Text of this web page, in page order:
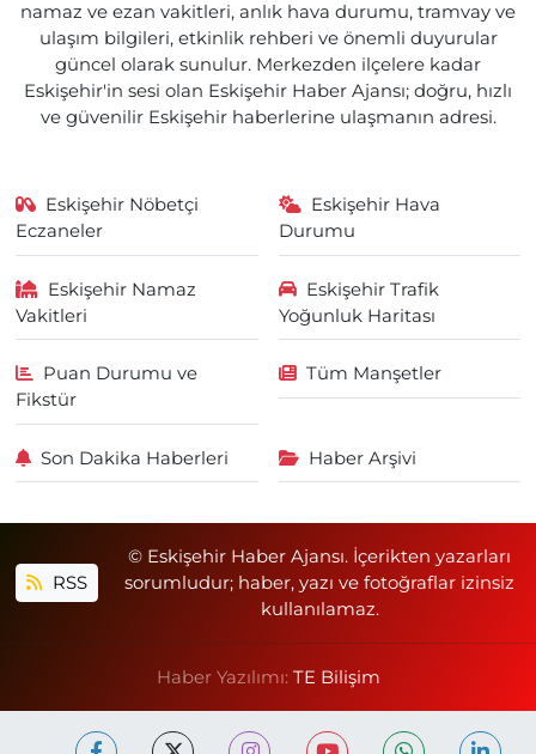
namaz ve ezan vakitleri, anlık hava durumu, tramvay ve
ulaşım bilgileri, etkinlik rehberi ve önemli duyurular
güncel olarak sunulur. Merkezden ilçelere kadar
Eskişehir'in sesi olan Eskişehir Haber Ajansı; doğru, hızlı
ve güvenilir Eskişehir haberlerine ulaşmanın adresi.
Eskişehir Nöbetçi
Eczaneler
Eskişehir Hava
Durumu
Eskişehir Namaz
Vakitleri
Eskişehir Trafik
Yoğunluk Haritası
Puan Durumu ve
Fikstür
Tüm Manşetler
Son Dakika Haberleri Haber Arşivi
RSS
© Eskişehir Haber Ajansı. İçerikten yazarları
sorumludur; haber, yazı ve fotoğraflar izinsiz
kullanılamaz.
Haber Yazılımı: TE Bilişim